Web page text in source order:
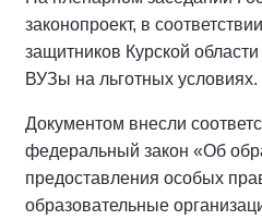
законопроект, в
защитников Курской области
ВУЗы на льготных условиях.
Документом внесли
федеральный закон «Об
предоставления особых
образовательные